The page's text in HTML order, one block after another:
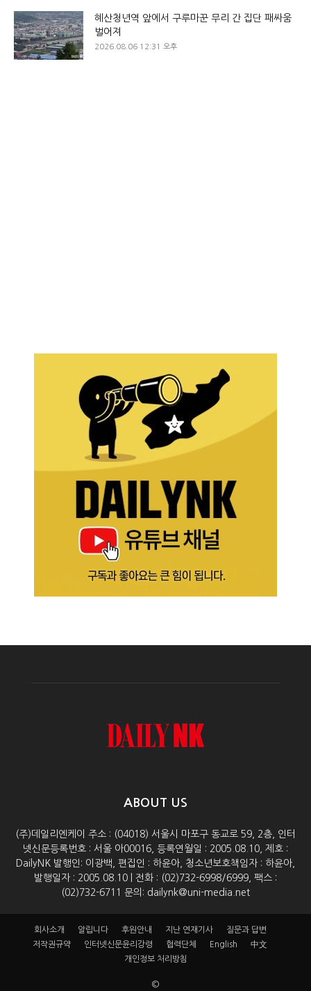
혜산청년역 앞에서 구루마꾼 무리 간 집단 패싸움
벌어져
2026.08.06 12:31 오후
ABOUT US
(주)데일리엔케이 주소 : (04018) 서울시 마포구 동교로 59, 2층, 인터
넷신문등록번호 : 서울 아00016, 등록연월일 : 2005.08.10, 제호 :
DailyNK 발행인: 이광백, 편집인 : 하윤아, 청소년보호책임자 : 하윤아,
발행일자 : 2005.08.10 | 전화 : (02)732-6998/6999, 팩스 :
(02)732-6711 문의: dailynk@uni-media.net
회사소개 알립니다 후원안내 지난 연재기사
질문과 답변
저작권규약
인터넷신문윤리강령 협력단체 English
中文
개인정보 처리방침
©